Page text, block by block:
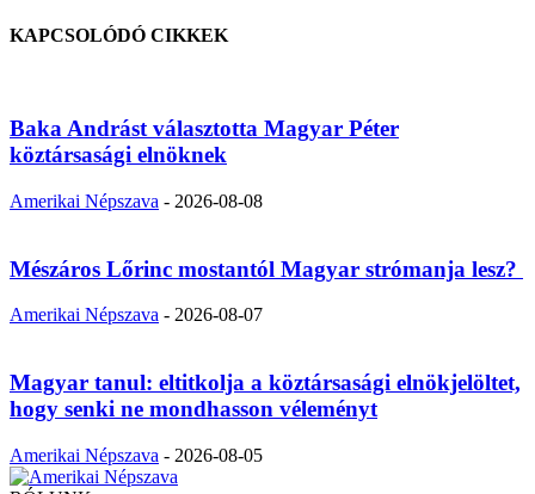
KAPCSOLÓDÓ CIKKEK
Baka Andrást választotta Magyar Péter
köztársasági elnöknek
Amerikai Népszava - 2026-08-08
Mészáros Lőrinc mostantól Magyar strómanja lesz?
Amerikai Népszava - 2026-08-07
Magyar tanul: eltitkolja a köztársasági elnökjelöltet,
hogy senki ne mondhasson véleményt
Amerikai Népszava - 2026-08-05